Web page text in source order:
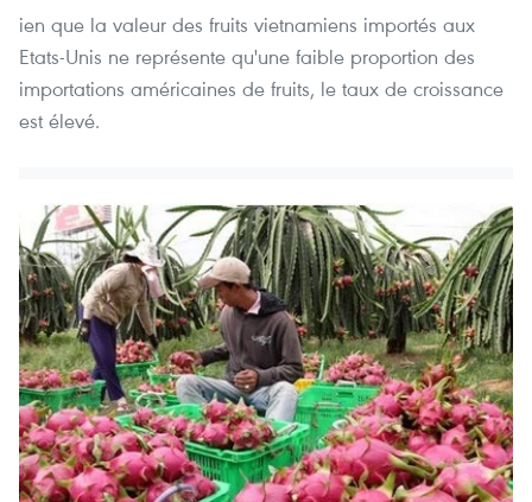
ien que la valeur des fruits vietnamiens importés aux
Etats-Unis ne représente qu'une faible proportion des
importations américaines de fruits, le taux de croissance
est élevé.